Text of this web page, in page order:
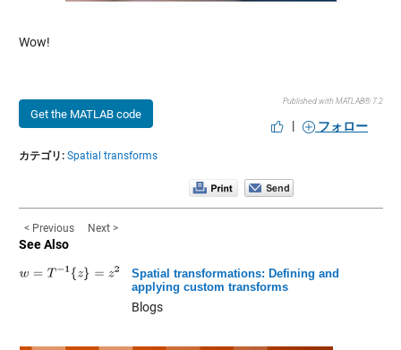
Wow!
Get the MATLAB code
Published with MATLAB® 7.2
| フォロー
カテゴリ: Spatial transforms
< Previous Next >
See Also
Spatial transformations: Defining and
applying custom transforms
Blogs